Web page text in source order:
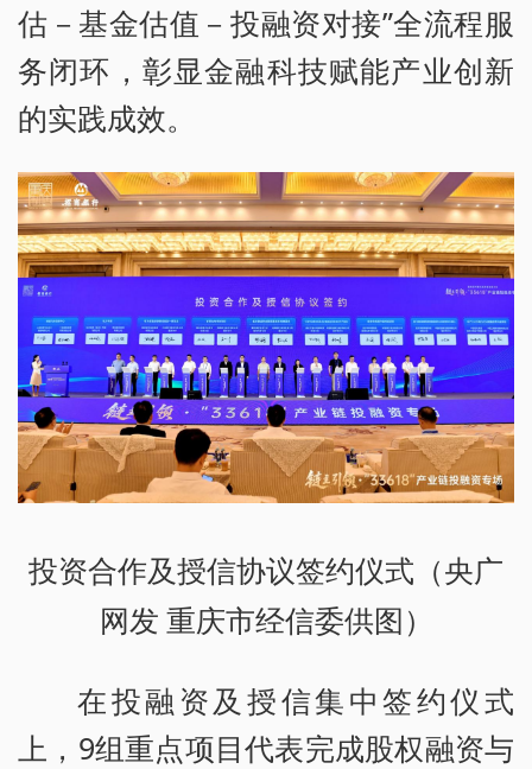
估－基金估值－投融资对接”全流程服
务闭环，彰显金融科技赋能产业创新
的实践成效。
投资合作及授信协议签约仪式（央广
网发 重庆市经信委供图）
在投融资及授信集中签约仪式
上，9组重点项目代表完成股权融资与